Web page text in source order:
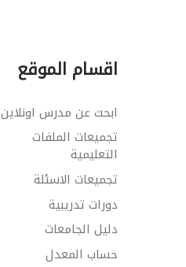
اقسام الموقع
ابحث عن مدرس اونلاين
تجميعات الملفات
التعليمية
تجميعات الاسئلة
دورات تدريبية
دليل الجامعات
حساب المعدل